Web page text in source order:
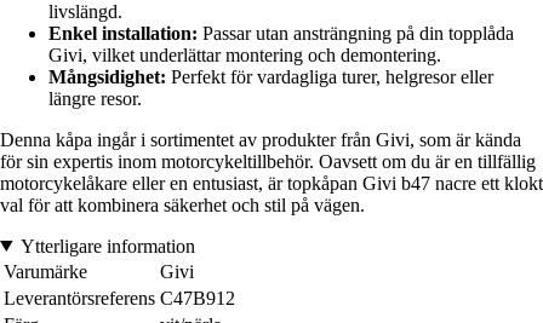
livslängd.
Enkel installation: Passar utan ansträngning på din topplåda
Givi, vilket underlättar montering och demontering.
Mångsidighet: Perfekt för vardagliga turer, helgresor eller
längre resor.
Denna kåpa ingår i sortimentet av produkter från Givi, som är kända
för sin expertis inom motorcykeltillbehör. Oavsett om du är en tillfällig
motorcykelåkare eller en entusiast, är topkåpan Givi b47 nacre ett klokt
val för att kombinera säkerhet och stil på vägen.
Ytterligare information
Varumärke
Givi
Leverantörsreferens C47B912